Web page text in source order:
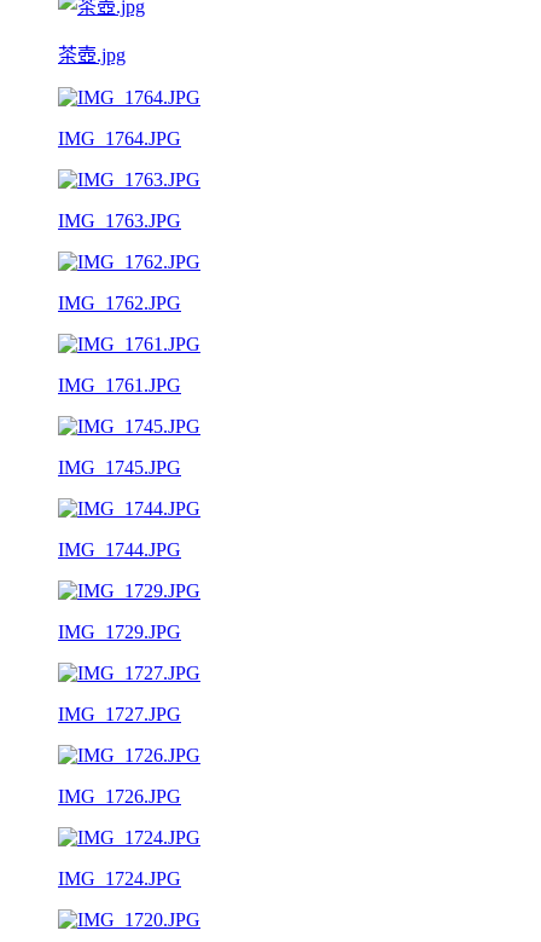
茶壺.jpg
IMG_1764.JPG
IMG_1763.JPG
IMG_1762.JPG
IMG_1761.JPG
IMG_1745.JPG
IMG_1744.JPG
IMG_1729.JPG
IMG_1727.JPG
IMG_1726.JPG
IMG_1724.JPG